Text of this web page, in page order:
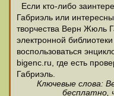
Если кто-либо
Габриэль или
творчества Верн Жюль
электронной
воспользоваться
bigenc.ru, где есть
Габриэль.
Ключевые слова:
бесплатно,